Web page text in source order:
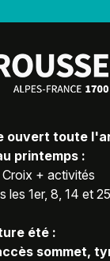
ouvert toute
printemps :
+ activités
les 1er, 8, 14 et
été :
sommet,